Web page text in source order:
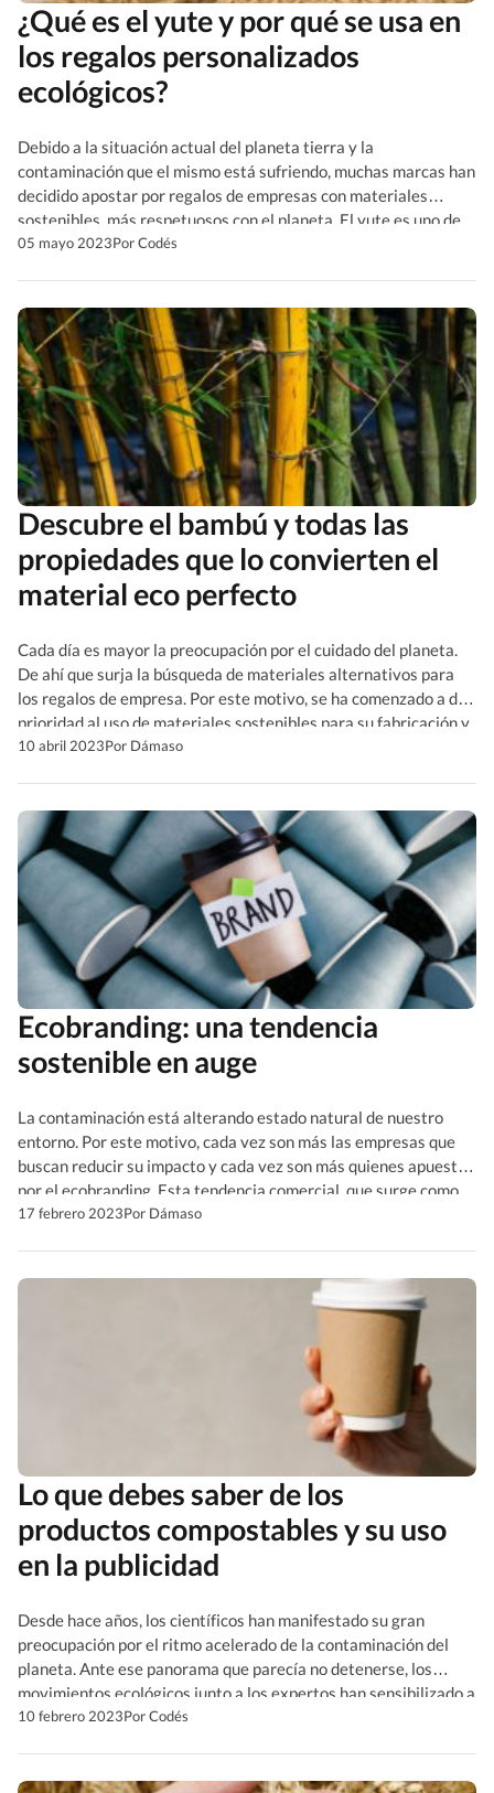
¿Qué es el yute y por qué se usa en
los regalos personalizados
ecológicos?
Debido a la situación actual del planeta tierra y la
contaminación que el mismo está sufriendo, muchas marcas han
decidido apostar por regalos de empresas con materiales
sostenibles, más respetuosos con el planeta. El yute es uno de
ellos. De hecho, actualmente muchos de los productos de uso
05 mayo 2023Por Codés
Descubre el bambú y todas las
propiedades que lo convierten el
material eco perfecto
Cada día es mayor la preocupación por el cuidado del planeta.
De ahí que surja la búsqueda de materiales alternativos para
los regalos de empresa. Por este motivo, se ha comenzado a dar
prioridad al uso de materiales sostenibles para su fabricación y
uno de los más populares es el bambú. Actualmente, este
10 abril 2023Por Dámaso
Ecobranding: una tendencia
sostenible en auge
La contaminación está alterando estado natural de nuestro
entorno. Por este motivo, cada vez son más las empresas que
buscan reducir su impacto y cada vez son más quienes apuestan
por el ecobranding. Esta tendencia comercial, que surge como
alternativa más sostenible, contribuye al bienestar del planeta,
17 febrero 2023Por Dámaso
Lo que debes saber de los
productos compostables y su uso
en la publicidad
Desde hace años, los científicos han manifestado su gran
preocupación por el ritmo acelerado de la contaminación del
planeta. Ante ese panorama que parecía no detenerse, los
movimientos ecológicos junto a los expertos han sensibilizado a
las personas a cambiar sus hábitos de consumo. Es por esto, que
10 febrero 2023Por Codés